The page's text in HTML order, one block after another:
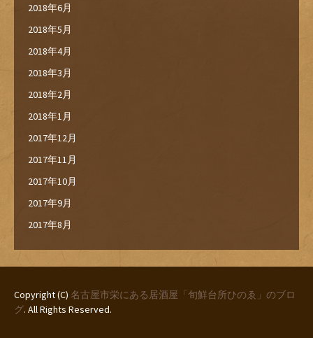
2018年6月
2018年5月
2018年4月
2018年3月
2018年2月
2018年1月
2017年12月
2017年11月
2017年10月
2017年9月
2017年8月
Copyright (C) 名古屋市栄にある居酒屋「旬鮮台所ひのゑ」のブロ
グ. All Rights Reserved.